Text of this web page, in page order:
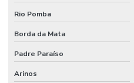
Rio Pomba
Borda da Mata
Padre Paraíso
Arinos